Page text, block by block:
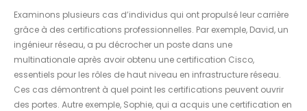
Examinons plusieurs cas d’individus qui ont propulsé leur carrière
grâce à des certifications professionnelles. Par exemple, David, un
ingénieur réseau, a pu décrocher un poste dans une
multinationale après avoir obtenu une certification Cisco,
essentiels pour les rôles de haut niveau en infrastructure réseau.
Ces cas démontrent à quel point les certifications peuvent ouvrir
des portes. Autre exemple, Sophie, qui a acquis une certification en